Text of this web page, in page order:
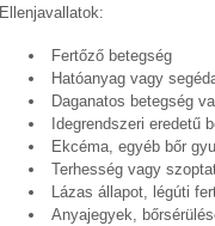
Ellenjavallatok:
Fertőző betegség
Hatóanyag vagy
Daganatos betegség
Idegrendszeri eredetű
Ekcéma, egyéb bőr
Terhesség vagy
Lázas állapot, légúti
Anyajegyek,